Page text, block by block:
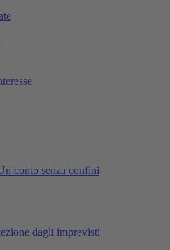
conto senza confini
dagli imprevisti